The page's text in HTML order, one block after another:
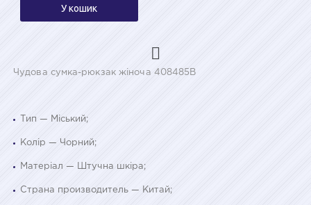
У кошик
Чудова сумка-рюкзак жіноча 408485B
Тип — Міський;
Колір — Чорний;
Матеріал — Штучна шкіра;
Страна производитель — Китай;